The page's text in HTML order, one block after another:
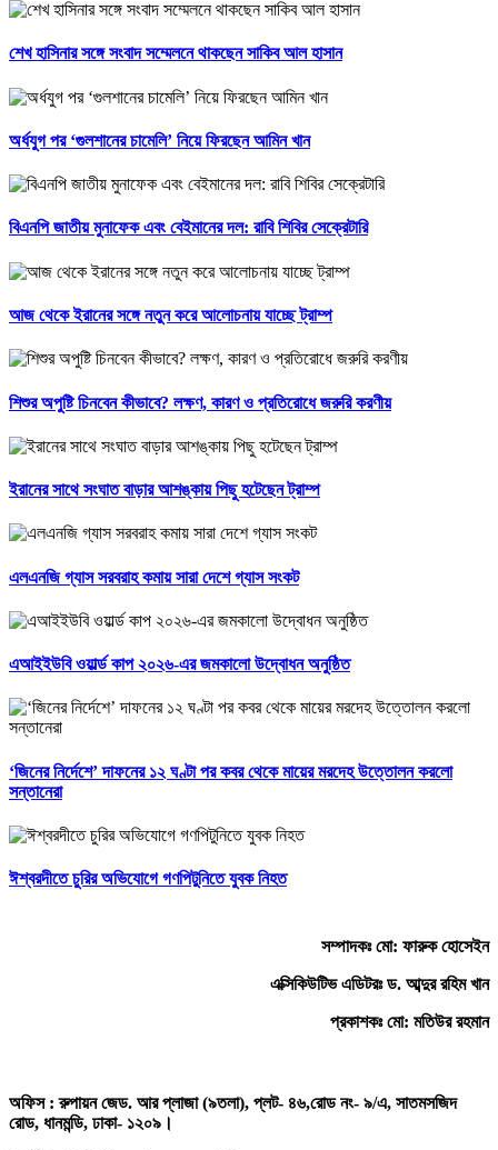
শেখ হাসিনার সঙ্গে সংবাদ সম্মেলনে থাকছেন সাকিব আল হাসান
অর্ধযুগ পর ‘গুলশানের চামেলি’ নিয়ে ফিরছেন আমিন খান
বিএনপি জাতীয় মুনাফেক এবং বেইমানের দল: রাবি শিবির সেক্রেটারি
আজ থেকে ইরানের সঙ্গে নতুন করে আলোচনায় যাচ্ছে ট্রাম্প
শিশুর অপুষ্টি চিনবেন কীভাবে? লক্ষণ, কারণ ও প্রতিরোধে জরুরি করণীয়
ইরানের সাথে সংঘাত বাড়ার আশঙ্কায় পিছু হটেছেন ট্রাম্প
এলএনজি গ্যাস সরবরাহ কমায় সারা দেশে গ্যাস সংকট
এআইইউবি ওয়ার্ল্ড কাপ ২০২৬-এর জমকালো উদ্বোধন অনুষ্ঠিত
‘জিনের নির্দেশে’ দাফনের ১২ ঘণ্টা পর কবর থেকে মায়ের মরদেহ উত্তোলন করলো
সন্তানেরা
ঈশ্বরদীতে চুরির অভিযোগে গণপিটুনিতে যুবক নিহত
সম্পাদকঃ মো: ফারুক হোসেইন
এক্সিকিউটিভ এডিটরঃ ড. আব্দুর রহিম খান
প্রকাশকঃ মো: মতিউর রহমান
অফিস : রুপায়ন জেড. আর প্লাজা (৯তলা), প্লট- ৪৬,রোড নং- ৯/এ, সাতমসজিদ
রোড, ধানমন্ডি, ঢাকা- ১২০৯।